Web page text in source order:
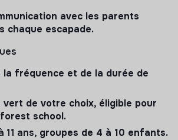
avec les parents
chaque escapade.
la fréquence et de la durée de
vert de votre choix, éligible pour
school.
11 ans, groupes de 4 à 10 enfants.